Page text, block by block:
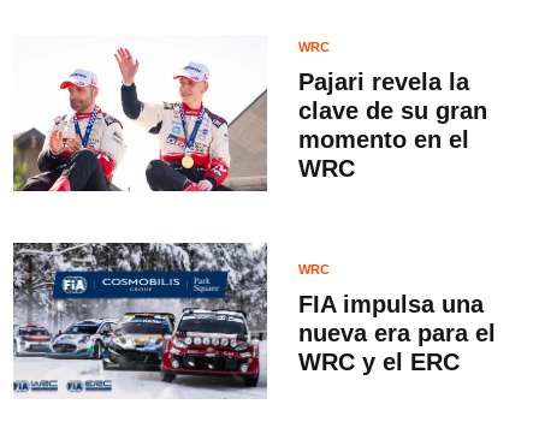
WRC
Pajari revela la
clave de su gran
momento en el
WRC
WRC
FIA impulsa una
nueva era para el
WRC y el ERC